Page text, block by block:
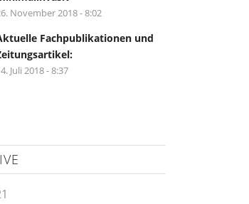
November 2018 - 8:02
Fachpublikationen und
Juli 2018 - 8:37